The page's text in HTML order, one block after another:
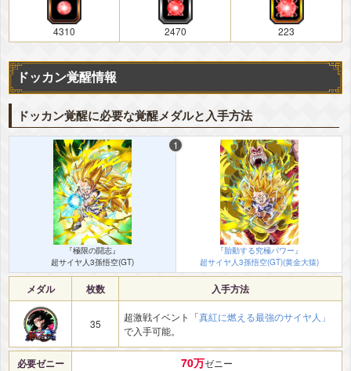
4310 2470 223
ドッカン覚醒情報
ドッカン覚醒に必要な覚醒メダルと入手方法
『極限の闘志』
超サイヤ人3孫悟空(GT)
『胎動する究極パワー』
超サイヤ人3孫悟空(GT)(黄金大猿)
メダル 枚数 入手方法
35
超激戦イベント「真紅に燃える最強のサイヤ人」
で入手可能。
必要ゼニー 70万ゼニー